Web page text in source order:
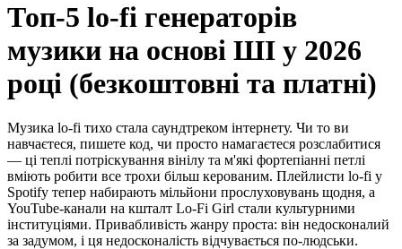
Топ-5 lo-fi генераторів
музики на основі ШІ у 2026
році (безкоштовні та платні)
Музика lo-fi тихо стала саундтреком інтернету. Чи то ви
навчаєтеся, пишете код, чи просто намагаєтеся розслабитися
— ці теплі потріскування вінілу та м'які фортепіанні петлі
вміють робити все трохи більш керованим. Плейлисти lo-fi у
Spotify тепер набирають мільйони прослуховувань щодня, а
YouTube-канали на кшталт Lo-Fi Girl стали культурними
інституціями. Привабливість жанру проста: він недосконалий
за задумом, і ця недосконалість відчувається по-людськи.